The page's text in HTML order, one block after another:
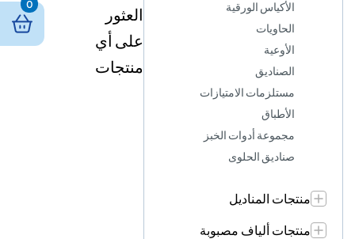
الأكياس الورقية
الحاويات
الأوعية
الصناديق
مستلزمات الامتيازات
الأطباق
مجموعة أدوات الخبز
صناديق الحلوى
منتجات المناديل
منتجات ألياف مصبوبة
العثور
على أي
منتجات
0